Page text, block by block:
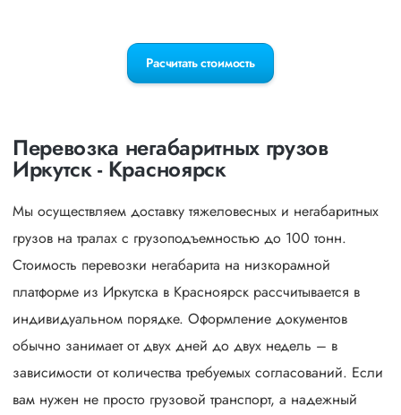
Расчитать стоимость
Перевозка негабаритных грузов
Иркутск - Красноярск
Мы осуществляем доставку тяжеловесных и негабаритных
грузов на тралах с грузоподъемностью до 100 тонн.
Стоимость перевозки негабарита на низкорамной
платформе из Иркутска в Красноярск рассчитывается в
индивидуальном порядке. Оформление документов
обычно занимает от двух дней до двух недель – в
зависимости от количества требуемых согласований. Если
вам нужен не просто грузовой транспорт, а надежный